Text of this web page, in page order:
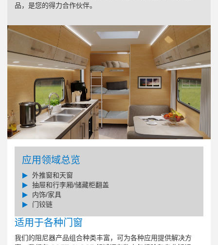
品，是您的得力合作伙伴。
应用领域总览
外推窗和天窗
抽屉和行李厢/储藏柜翻盖
内饰/家具
门铰链
适用于各种门窗
我们的阻尼器产品组合种类丰富，可为各种应用提供解决方